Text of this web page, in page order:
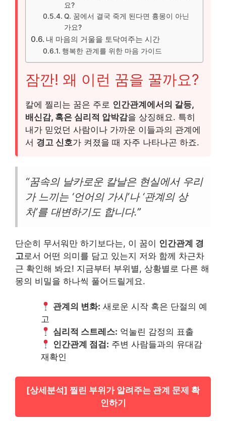
요?
Q. 꿈에서 결국 죽게 된다면 흉몽이 아닌
가요?
내 마음의 거울을 토닥여주는 시간
행복한 관계를 위한 마음 가이드
잠깐! 왜 이런 꿈을 꿀까요?
칼에 찔리는 꿈은 주로 인간관계에서의 갈등,
배신감, 혹은 심리적 압박감을 상징해요. 특히
내가 믿었던 사람이나 가까운 이들과의 관계에
서 경고 신호가 켜졌을 때 자주 나타나곤 하죠.
“꿈속의 날카로운 칼날은 현실에서 우리
가 느끼는 ‘언어의 가시’나 ‘관계의 상
처’를 대변하기도 합니다.”
단순히 무서워만 하기보다는, 이 꿈이 인간관계 경
고 로서 어떤 의미를 담고 있는지 저와 함께 차근차
근 확인해 봐요! 지금부터 부위별, 상황별로 다른 해
몽의 비밀을 하나씩 풀어드릴게요.
관계의 변화: 새로운 시작 혹은 단절의 예
고
심리적 스트레스: 억눌린 감정의 표출
인간관계 점검: 주변 사람들과의 유대감
재확인
[상세분석] 찔린 부위가 알려주는 관계 문제 확
인하기